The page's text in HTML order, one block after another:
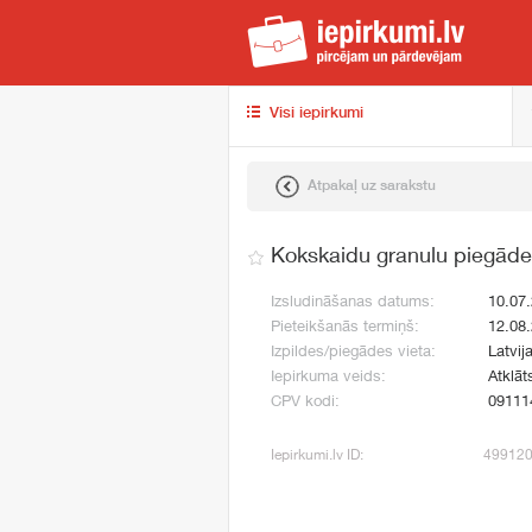
Visi iepirkumi
Atpakaļ uz sarakstu
Kokskaidu granulu piegāde
Izsludināšanas datums:
Pieteikšanās termiņš:
Izpildes/piegādes vieta:
Iepirkuma veids:
CPV kodi:
Iepirkumi.lv ID: